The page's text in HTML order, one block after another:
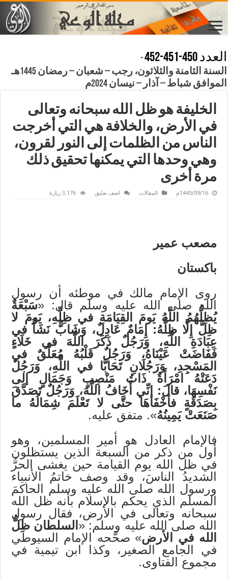
العدد 450-451-452
-
السنة الثامنة والثلاثون، رجب – شعبان – رمضان 1445هـ
الموافق شباط – آذار – نيسان 2024م
الخليفة هو ظل الله سبحانه وتعالى
في الأرض، والخلافة هي التي أخرجت
الناس من الظلمات إلى النور لقرون،
وهي وحدها التي يمكنها تحقيق ذلك
مرة أخرى
1445/09/16م المقالات اضف تعليق 3,176 زيارة
مصعب عمير
باكستان
روى الإمام مالك في موطئه أن رسول
الله صلى الله عليه وسلم قال: «سَبْعَةٌ
يُظِلُّهُمُ اللَّهُ يَومَ القِيَامَةِ في ظِلِّهِ، يَومَ لا
ظِلَّ إِلَّا ظِلُّهُ: إِمَامٌ عَادِلٌ، وَشَابٌّ نَشَأَ في
عِبَادَةِ اللَّهِ، وَرَجُلٌ ذَكَرَ اللَّهَ في خَلَاءٍ
فَفَاضَتْ عَيْنَاهُ، وَرَجُلٌ قَلْبُهُ مُعَلَّقٌ في
المَسْجِدِ، وَرَجُلَانِ تَحَابَّا في اللَّهِ، وَرَجُلٌ
دَعَتْهُ امْرَأَةٌ ذَاتُ مَنْصِبٍ وَجَمَالٍ إلى
نَفْسِهَا، قالَ: إنِّي أَخَافُ اللَّهَ، وَرَجُلٌ تَصَدَّقَ
بِصَدَقَةٍ فأخْفَاهَا حتَّى لا تَعْلَمَ شِمَالُهُ ما
صَنَعَتْ يَمِينُهُ». متفق عليه.
فالإمام العادل هو أمير المسلمين، وهو
أول من ذكر من السبعة الذين يستظلون
في ظل الله يوم القيامة حين يغشى الحرُّ
الشديدُ الناسَ، وقد وصف خاتمُ الأنبياء
ورسول الله صلى الله عليه وسلم الحاكمَ
المسلم الذي يحكم بالإسلام بأنه ظل الله
سبحانه وتعالى في الأرض، فقال رسول
الله صلى الله عليه وسلم: « السلطان ظِلُّ
الله في الأرض» صحَّحه الإمام السيوطي
في الجامع الصغير، وكذا ابن تيمية في
مجموع الفتاوى.